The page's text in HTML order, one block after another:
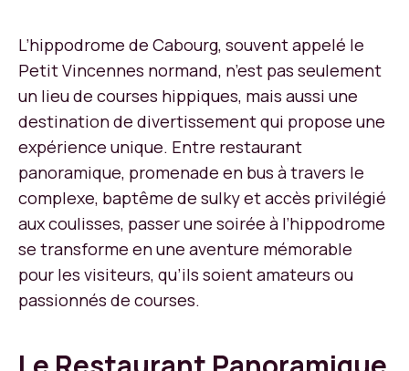
L’hippodrome de Cabourg, souvent appelé le
Petit Vincennes normand, n’est pas seulement
un lieu de courses hippiques, mais aussi une
destination de divertissement qui propose une
expérience unique. Entre restaurant
panoramique, promenade en bus à travers le
complexe, baptême de sulky et accès privilégié
aux coulisses, passer une soirée à l’hippodrome
se transforme en une aventure mémorable
pour les visiteurs, qu’ils soient amateurs ou
passionnés de courses.